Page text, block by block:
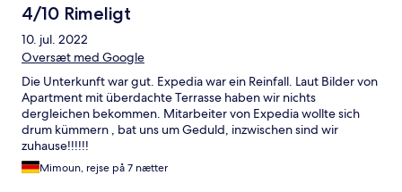
4/10 Rimeligt
10. jul. 2022
Oversæt med Google
Die Unterkunft war gut. Expedia war ein Reinfall. Laut Bilder von
Apartment mit überdachte Terrasse haben wir nichts
dergleichen bekommen. Mitarbeiter von Expedia wollte sich
drum kümmern , bat uns um Geduld, inzwischen sind wir
zuhause!!!!!!
Mimoun, rejse på 7 nætter